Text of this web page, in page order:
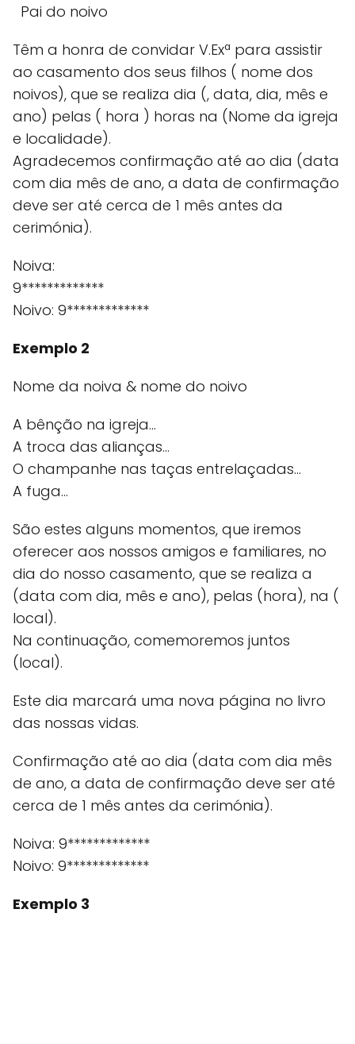
Pai do noivo
Têm a honra de convidar V.Exª para assistir
ao casamento dos seus filhos ( nome dos
noivos), que se realiza dia (, data, dia, mês e
ano) pelas ( hora ) horas na (Nome da igreja
e localidade).
Agradecemos confirmação até ao dia (data
com dia mês de ano, a data de confirmação
deve ser até cerca de 1 mês antes da
cerimónia).
Noiva:
9*************
Noivo: 9*************
Exemplo 2
Nome da noiva & nome do noivo
A bênção na igreja...
A troca das alianças...
O champanhe nas taças entrelaçadas...
A fuga...
São estes alguns momentos, que iremos
oferecer aos nossos amigos e familiares, no
dia do nosso casamento, que se realiza a
(data com dia, mês e ano), pelas (hora), na (
local).
Na continuação, comemoremos juntos
(local).
Este dia marcará uma nova página no livro
das nossas vidas.
Confirmação até ao dia (data com dia mês
de ano, a data de confirmação deve ser até
cerca de 1 mês antes da cerimónia).
Noiva: 9*************
Noivo: 9*************
Exemplo 3